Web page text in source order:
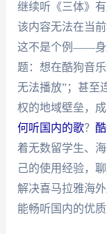
继续听《三体》
该内容无法在当
这不是个例——身
题：想在酷狗音
无法播放”；甚至
权的地域壁垒，成
何听国内的歌？
着无数留学生、
己的使用经验，
解决喜马拉雅海
能畅听国内的优质